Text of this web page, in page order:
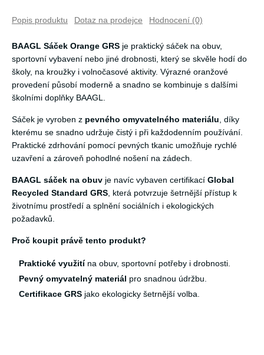
Popis produktu Dotaz na prodejce Hodnocení (0)
BAAGL Sáček Orange GRS je praktický sáček na obuv,
sportovní vybavení nebo jiné drobnosti, který se skvěle hodí do
školy, na kroužky i volnočasové aktivity. Výrazné oranžové
provedení působí moderně a snadno se kombinuje s dalšími
školními doplňky BAAGL.
Sáček je vyroben z pevného omyvatelného materiálu , díky
kterému se snadno udržuje čistý i při každodenním používání.
Praktické zdrhování pomocí pevných tkanic umožňuje rychlé
uzavření a zároveň pohodlné nošení na zádech.
BAAGL sáček na obuv je navíc vybaven certifikací Global
Recycled Standard GRS , která potvrzuje šetrnější přístup k
životnímu prostředí a splnění sociálních i ekologických
požadavků.
Proč koupit právě tento produkt?
Praktické využitína obuv, sportovní potřeby i drobnosti.
Pevný omyvatelný materiál pro snadnou údržbu.
Certifikace GRS jako ekologicky šetrnější volba.